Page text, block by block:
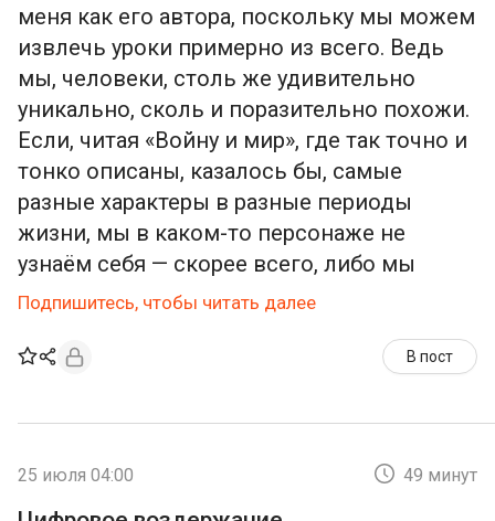
меня как его автора, поскольку мы можем
извлечь уроки примерно из всего. Ведь
мы, человеки, столь же удивительно
уникально, сколь и поразительно похожи.
Если, читая «Войну и мир», где так точно и
тонко описаны, казалось бы, самые
разные характеры в разные периоды
жизни, мы в каком-то персонаже не
узнаём себя — скорее всего, либо мы
Подпишитесь, чтобы читать далее
В пост
25 июля 04:00 49 минут